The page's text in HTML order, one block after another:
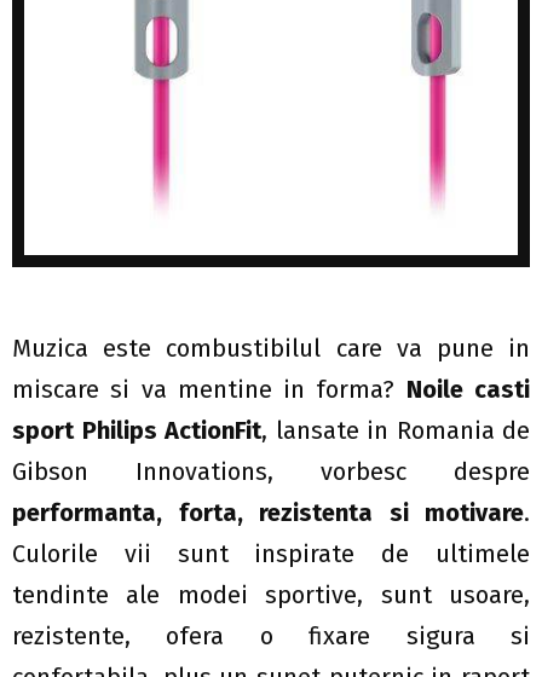
Muzica este combustibilul care va pune in
miscare si va mentine in forma? Noile casti
sport Philips ActionFit, lansate in Romania de
Gibson Innovations, vorbesc despre
performanta, forta, rezistenta si motivare.
Culorile vii sunt inspirate de ultimele
tendinte ale modei sportive, sunt usoare,
rezistente, ofera o fixare sigura si